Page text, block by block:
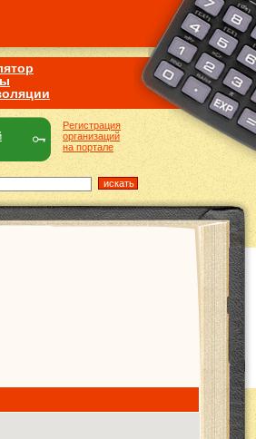
Регистрация
организаций
на портале